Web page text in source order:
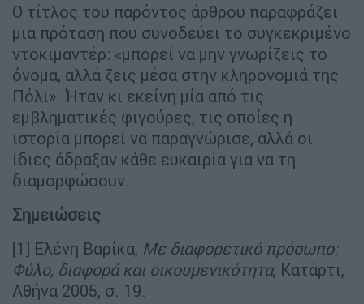
O τίτλος του παρόντος άρθρου παραφράζει
μια πρόταση που συνοδεύει το συγκεκριμένο
ντοκιμαντέρ: «μπορεί να μην γνωρίζεις το
όνομα, αλλά ζεις μέσα στην κληρονομιά της
Πόλι». Ήταν κι εκείνη μία από τις
εμβληματικές φιγούρες, τις οποίες η
ιστορία μπορεί να παραγνώρισε, αλλά οι
ίδιες άδραξαν κάθε ευκαιρία για να τη
διαμορφώσουν.
Σημειώσεις
[1] Ελένη Βαρίκα, Με διαφορετικό πρόσωπο:
Φύλο, διαφορά και οικουμενικότητα, Kατάρτι,
Αθήνα 2005, σ. 19.